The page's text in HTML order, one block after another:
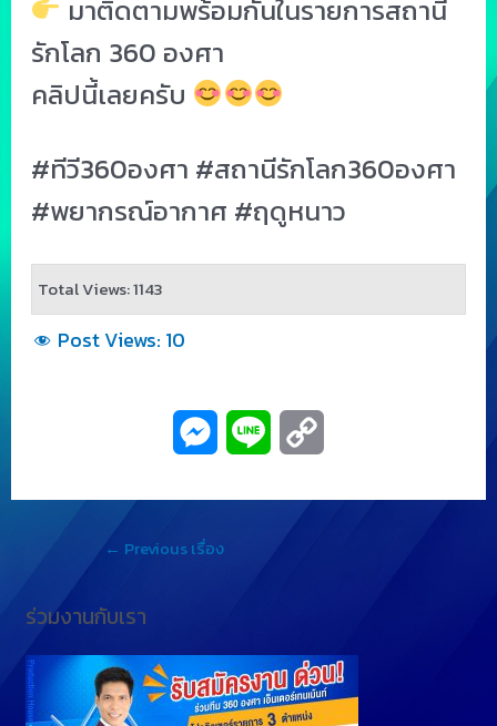
มาติดตามพร้อมกันในรายการสถานี
รักโลก 360 องศา
คลิปนี้เลยครับ
#ทีวี360องศา #สถานีรักโลก360องศา
#พยากรณ์อากาศ #ฤดูหนาว
Total Views: 1143
Post Views: 10
n
g
i
n
← Previous เรื่อง
ร่วมงานกับเรา